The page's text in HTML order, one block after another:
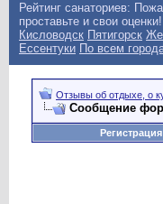
Рейтинг санаториев:
проставьте и свои оценки!
Кисловодск Пятигорск
Ессентуки По всем
Отзывы об отдыхе, о
Сообщение
Регистрация